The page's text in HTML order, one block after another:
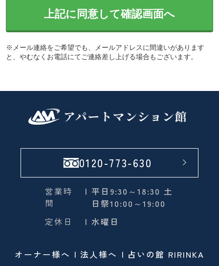
上記に同意して確認画面へ
※メール連絡をご希望でも、メールアドレスに間違いがあります
と、やむなくお電話にてご連絡差し上げる場合もございます。
0120-773-630
営業時
間
| 平日9:30～18:30 土
日祭10:00～19:00
定休日
| 水曜日
オーナー様へ 法人様へ 占いの館 RIRINKA